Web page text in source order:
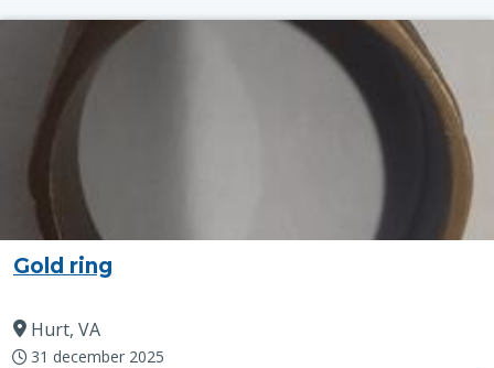
Gold ring
Hurt, VA
31 december 2025